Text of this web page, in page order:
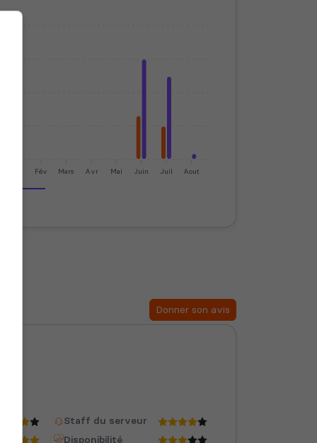
Fév Mars Avr Mai Juin Juil Aout
Donner son avis
Staff du serveur
Disponibilité